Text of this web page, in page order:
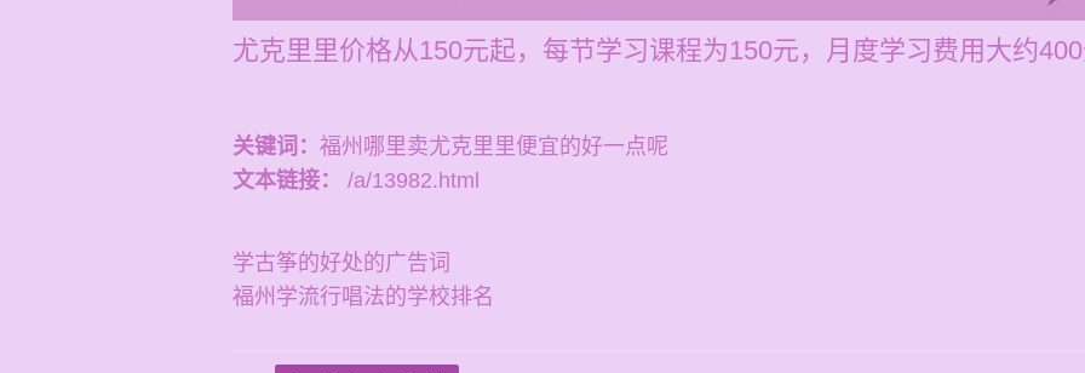
尤克里里价格从150元起，每节学习课程为150元，月度学习费用大约
关键词： 福州哪里卖尤克里里便宜的好一点呢
文本链接：
/a/13982.html
学古筝的好处的广告词
福州学流行唱法的学校排名